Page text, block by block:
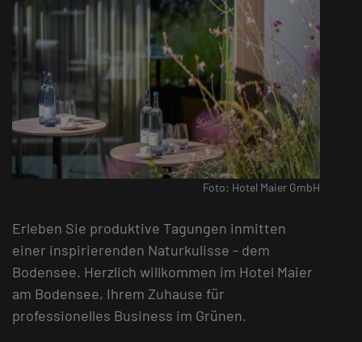
Foto: Hotel Maier GmbH
Erleben Sie produktive Tagungen inmitten
einer inspirierenden Naturkulisse - dem
Bodensee. Herzlich willkommen im Hotel Maier
am Bodensee, Ihrem Zuhause für
professionelles Business im Grünen.